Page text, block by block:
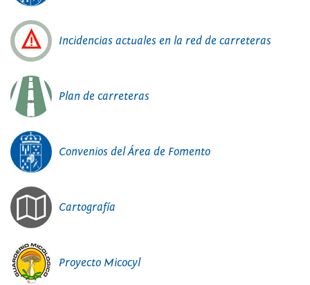
Incidencias actuales en la red de carreteras
Plan de carreteras
Convenios del Área de Fomento
Cartografía
Proyecto Micocyl